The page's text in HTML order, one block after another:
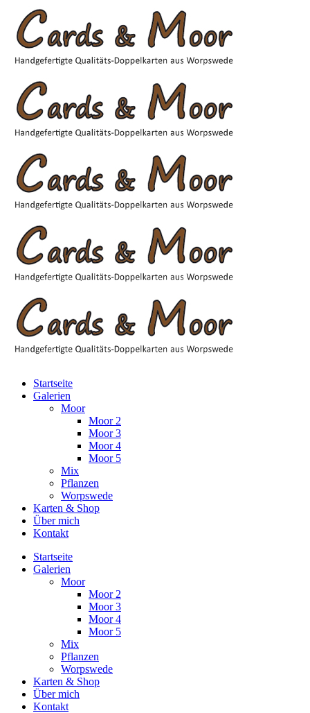
Startseite
Galerien
Moor
Moor 2
Moor 3
Moor 4
Moor 5
Mix
Pflanzen
Worpswede
Karten & Shop
Über mich
Kontakt
Startseite
Galerien
Moor
Moor 2
Moor 3
Moor 4
Moor 5
Mix
Pflanzen
Worpswede
Karten & Shop
Über mich
Kontakt